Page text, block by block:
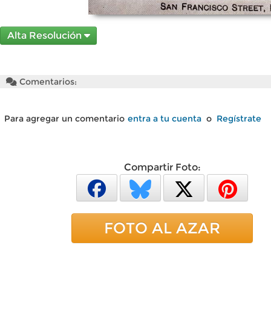
Alta Resolución
Comentarios:
Para agregar un comentario entra a tu cuenta o Regístrate
Compartir Foto:
FOTO AL AZAR